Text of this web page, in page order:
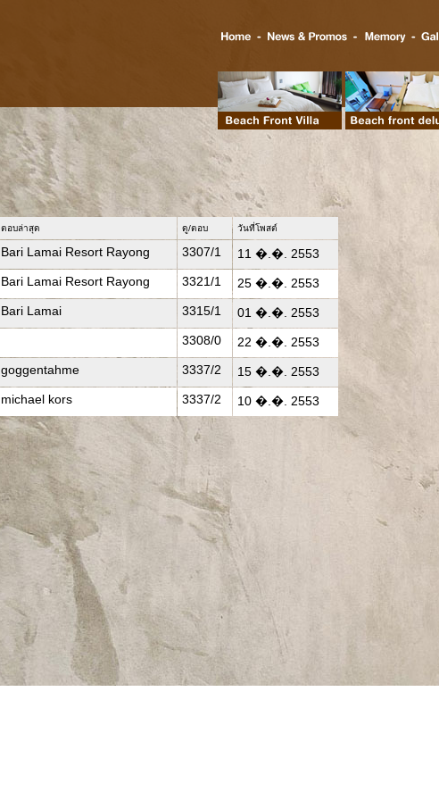
ตอบล่าสุด ดู/ตอบ วันที่โพสต์
Bari Lamai Resort Rayong 3307/1 11 �.�. 2553
Bari Lamai Resort Rayong 3321/1 25 �.�. 2553
Bari Lamai 3315/1 01 �.�. 2553
3308/0 22 �.�. 2553
goggentahme 3337/2 15 �.�. 2553
michael kors 3337/2 10 �.�. 2553